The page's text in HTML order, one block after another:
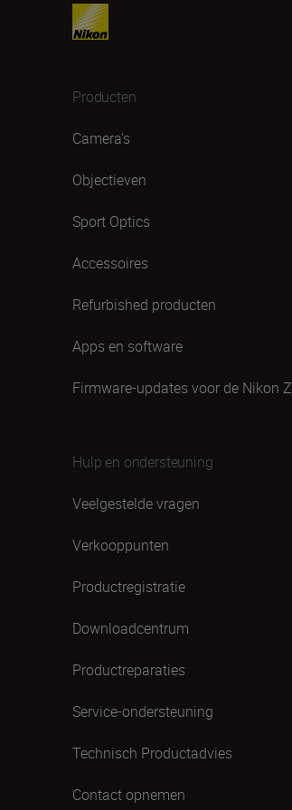
Producten
Camera's
Objectieven
Sport Optics
Accessoires
Refurbished producten
Apps en software
Firmware-updates voor de Nikon Z
Hulp en ondersteuning
Veelgestelde vragen
Verkooppunten
Productregistratie
Downloadcentrum
Productreparaties
Service-ondersteuning
Technisch Productadvies
Contact opnemen